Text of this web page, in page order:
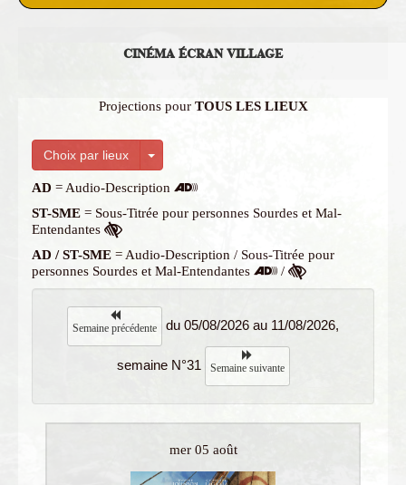
CINÉMA ÉCRAN VILLAGE